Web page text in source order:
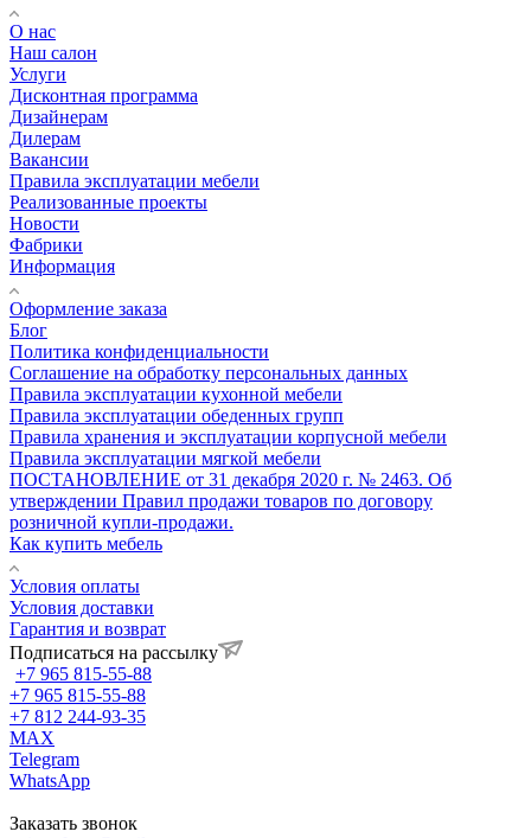
О нас
Наш салон
Услуги
Дисконтная программа
Дизайнерам
Дилерам
Вакансии
Правила эксплуатации мебели
Реализованные проекты
Новости
Фабрики
Информация
Оформление заказа
Блог
Политика конфиденциальности
Соглашение на обработку персональных данных
Правила эксплуатации кухонной мебели
Правила эксплуатации обеденных групп
Правила хранения и эксплуатации корпусной мебели
Правила эксплуатации мягкой мебели
ПОСТАНОВЛЕНИЕ от 31 декабря 2020 г. № 2463. Об
утверждении Правил продажи товаров по договору
розничной купли-продажи.
Как купить мебель
Условия оплаты
Условия доставки
Гарантия и возврат
Подписаться на рассылку
+7 965 815-55-88
+7 965 815-55-88
+7 812 244-93-35
MAX
Telegram
WhatsApp
Заказать звонок